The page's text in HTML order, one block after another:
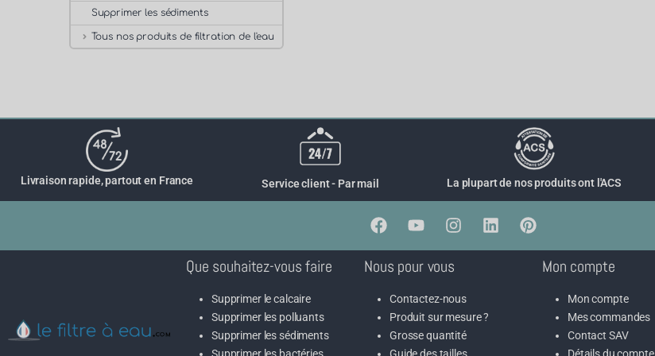
Supprimer les sédiments
Tous nos produits de filtration de l'eau
Livraison rapide, partout en France Service client - Par mail La plupart de nos produits ont l'ACS
Que souhaitez-vous faire
Supprimer le calcaire
Supprimer les polluants
Supprimer les sédiments
Supprimer les bactéries
Nous pour vous
Contactez-nous
Produit sur mesure ?
Grosse quantité
Guide des tailles
Mon compte
Mon compte
Mes commandes
Contact SAV
Détails du compte